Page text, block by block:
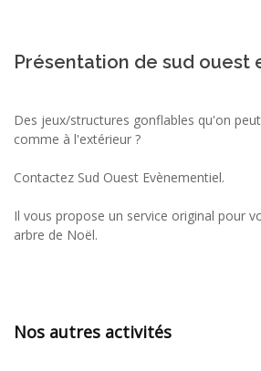
Présentation de sud ouest
Des jeux/structures gonflables qu'on
comme à l'extérieur ?
Contactez Sud Ouest Evènementiel.
Il vous propose un service original pour
arbre de Noël.
Nos autres activités